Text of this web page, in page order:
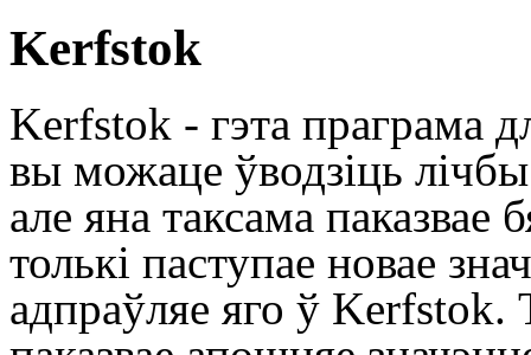
Kerfstok
Kerfstok - гэта праграма
вы можаце ўводзіць
але яна таксама паказвае
толькі паступае новае
адпраўляе яго ў